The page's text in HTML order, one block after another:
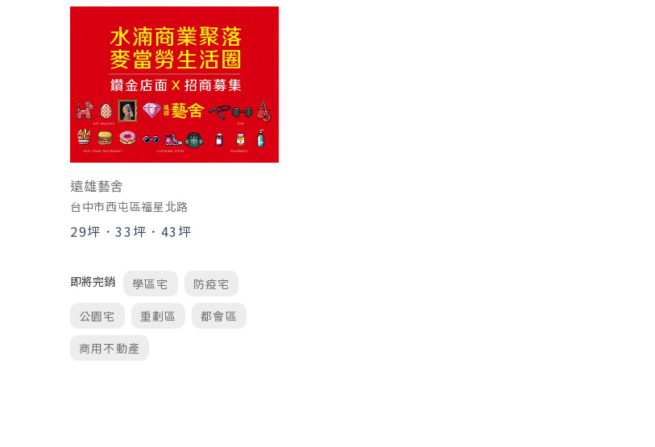
遠雄藝舍
台中市西屯區福星北路
29坪 ．33坪 ． 43坪
即將完銷 學區宅
防疫宅
公園宅
重劃區
都會區
商用不動產